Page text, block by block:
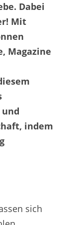
Dabei
Mit
Magazine
und
indem
sich